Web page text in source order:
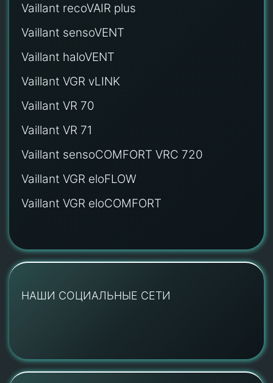
Vaillant recoVAIR plus
Vaillant sensoVENT
Vaillant haloVENT
Vaillant VGR vLINK
Vaillant VR 70
Vaillant VR 71
Vaillant sensoCOMFORT VRC 720
Vaillant VGR eloFLOW
Vaillant VGR eloCOMFORT
НАШИ СОЦИАЛЬНЫЕ СЕТИ